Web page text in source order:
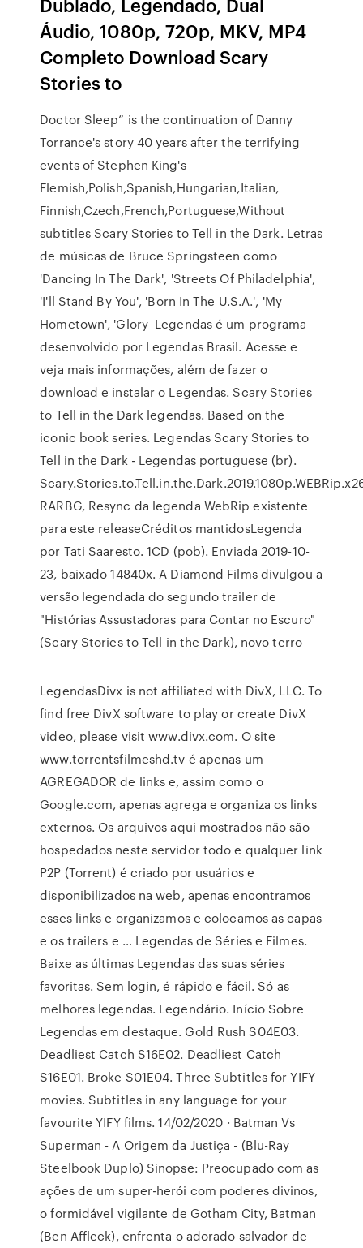
Áudio, 1080p, 720p, MKV, MP4
Completo Download Scary
Stories to
Doctor Sleep” is the continuation of Danny
Torrance's story 40 years after the terrifying
events of Stephen King's
Flemish,Polish,Spanish,Hungarian,Italian,
Finnish,Czech,French,Portuguese,Without
subtitles Scary Stories to Tell in the Dark. Letras
de músicas de Bruce Springsteen como
'Dancing In The Dark', 'Streets Of Philadelphia',
'I'll Stand By You', 'Born In The U.S.A.', 'My
Hometown', 'Glory Legendas é um programa
desenvolvido por Legendas Brasil. Acesse e
veja mais informações, além de fazer o
download e instalar o Legendas. Scary Stories
to Tell in the Dark legendas. Based on the
iconic book series. Legendas Scary Stories to
Tell in the Dark - Legendas portuguese (br).
RARBG, Resync da legenda WebRip existente
para este releaseCréditos mantidosLegenda
por Tati Saaresto. 1CD (pob). Enviada 2019-10-
23, baixado 14840x. A Diamond Films divulgou a
versão legendada do segundo trailer de
"Histórias Assustadoras para Contar no Escuro"
(Scary Stories to Tell in the Dark), novo terro
LegendasDivx is not affiliated with DivX, LLC. To
find free DivX software to play or create DivX
video, please visit www.divx.com. O site
www.torrentsfilmeshd.tv é apenas um
AGREGADOR de links e, assim como o
Google.com, apenas agrega e organiza os links
externos. Os arquivos aqui mostrados não são
hospedados neste servidor todo e qualquer link
P2P (Torrent) é criado por usuários e
disponibilizados na web, apenas encontramos
esses links e organizamos e colocamos as capas
e os trailers e … Legendas de Séries e Filmes.
Baixe as últimas Legendas das suas séries
favoritas. Sem login, é rápido e fácil. Só as
melhores legendas. Legendário. Início Sobre
Legendas em destaque. Gold Rush S04E03.
Deadliest Catch S16E02. Deadliest Catch
S16E01. Broke S01E04. Three Subtitles for YIFY
movies. Subtitles in any language for your
favourite YIFY films. 14/02/2020 · Batman Vs
Superman - A Origem da Justiça - (Blu-Ray
Steelbook Duplo) Sinopse: Preocupado com as
ações de um super-herói com poderes divinos,
o formidável vigilante de Gotham City, Batman
(Ben Affleck), enfrenta o adorado salvador de